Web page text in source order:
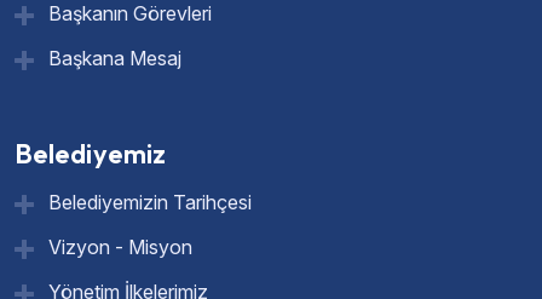
Başkanın Görevleri
Başkana Mesaj
Belediyemiz
Belediyemizin Tarihçesi
Vizyon - Misyon
Yönetim İlkelerimiz